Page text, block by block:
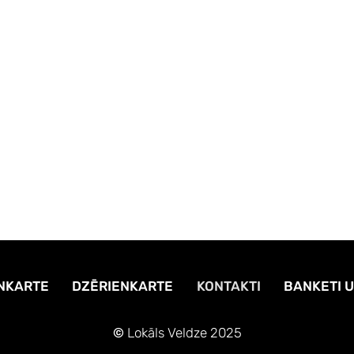
DZĒRIENKARTE KONTAKTI BANKETI
© Lokāls Veldze 2025